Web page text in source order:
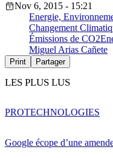
Nov 6, 2015 - 15:21
Energie,
Changement
Émissions de CO2
Miguel Arias Cañete
Print Partager
LES PLUS LUS
Google écope d’une
PROTECHNOLOGIES